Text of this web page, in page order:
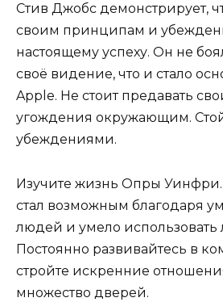
Стив Джобс демонстрирует,
своим принципам и
настоящему успеху. Он не
своё видение, что и стало
Apple. Не стоит предавать
угождения окружающим.
убеждениями.
Изучите жизнь Опры Уинфри.
стал возможным благодаря
людей и умело
Постоянно развивайтесь в
стройте искренние
множество дверей.